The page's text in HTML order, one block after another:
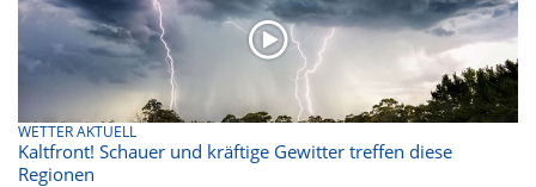
WETTER AKTUELL
Kaltfront! Schauer und kräftige Gewitter treffen diese
Regionen